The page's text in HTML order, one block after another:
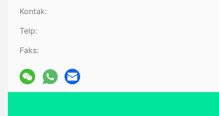
Kontak:
Telp:
Faks: